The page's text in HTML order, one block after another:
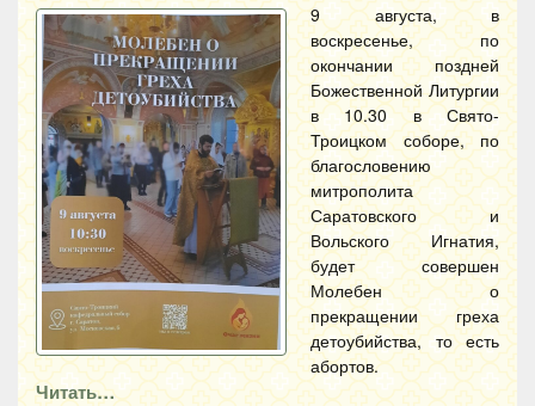
9 августа, в
воскресенье, по
окончании поздней
Божественной Литургии
в 10.30 в Свято-
Троицком соборе, по
благословению
митрополита
Саратовского и
Вольского Игнатия,
будет совершен
Молебен о
прекращении греха
детоубийства, то есть
абортов.
Читать…